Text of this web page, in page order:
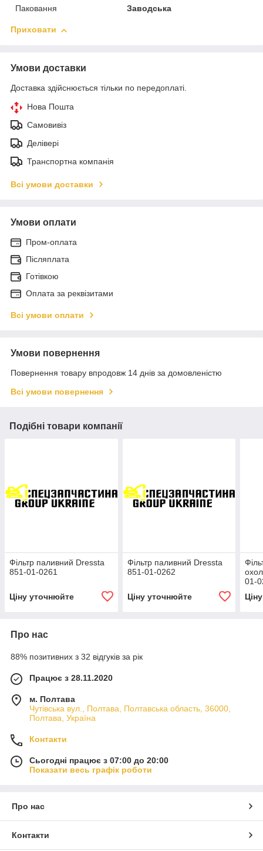
Паковання
Заводська
Приховати
Умови доставки
Доставка здійснюється тільки по передоплаті.
Нова Пошта
Самовивіз
Делівері
Транспортна компанія
Всі умови доставки
Умови оплати
Пром-оплата
Післяплата
Готівкою
Оплата за реквізитами
Всі умови оплати
Умови повернення
Повернення товару впродовж 14 днів за домовленістю
Всі умови повернення
Подібні товари компанії
Фільтр паливний Dressta
851-01-0261
Ціну уточнюйте
Фільтр паливний Dressta
851-01-0262
Ціну уточнюйте
01-
Про нас
88% позитивних з 32 відгуків за рік
Працює з 28.11.2020
м. Полтава
Чутівська вул., Полтава, Полтавська область, 36000,
Полтава, Україна
Контакти
Сьогодні працює з 07:00 до 20:00
Показати весь графік роботи
Про нас
Контакти